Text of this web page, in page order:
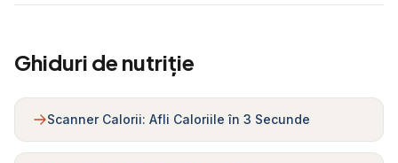
Ghiduri de nutriție
Scanner Calorii: Afli Caloriile în 3 Secunde